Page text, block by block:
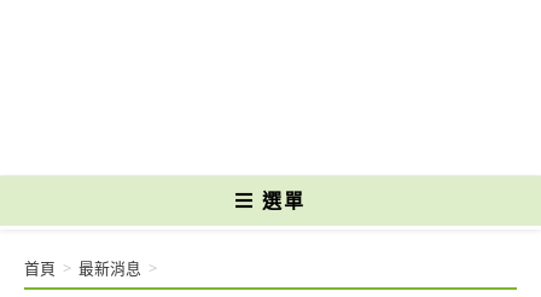
選單
首頁 > 最新消息 >